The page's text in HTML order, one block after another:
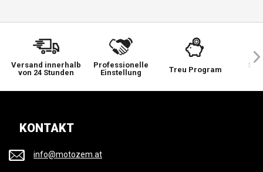
Versand innerhalb
von 24 Stunden
Professionelle
Einstellung
Treu Program
Sie
KONTAKT
info@motozem.at